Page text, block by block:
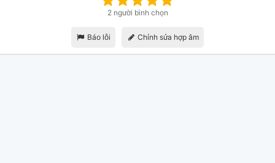
2 người bình chọn
Báo lỗi Chỉnh sửa hợp âm